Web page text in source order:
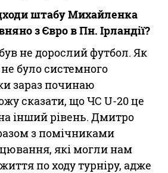
штабу Михайленка
з Євро в Пн. Ірландії?
не дорослий футбол. Як
було системного
зараз починаю
сказати, що ЧС U-20 це
інший рівень. Дмитро
з помічниками
які могли нам
по ходу турніру, адже